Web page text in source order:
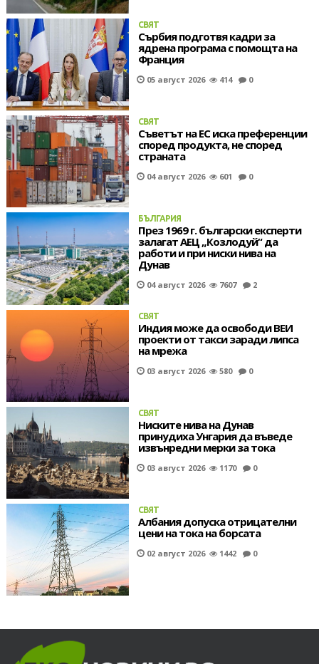
СВЯТ
Сърбия подготвя кадри за
ядрена програма с помощта на
Франция
05 август 2026 414 0
СВЯТ
Съветът на ЕС иска преференции
според продукта, не според
страната
04 август 2026 601 0
БЪЛГАРИЯ
През 1969 г. български експерти
залагат АЕЦ „Козлодуй“ да
работи и при ниски нива на
Дунав
04 август 2026 7607 2
СВЯТ
Индия може да освободи ВЕИ
проекти от такси заради липса
на мрежа
03 август 2026 580 0
СВЯТ
Ниските нива на Дунав
принудиха Унгария да въведе
извънредни мерки за тока
03 август 2026 1170 0
СВЯТ
Албания допуска отрицателни
цени на тока на борсата
02 август 2026 1442 0